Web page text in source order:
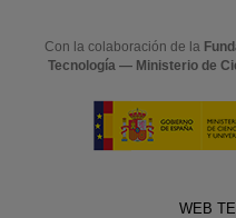
Con la colaboración de la
Tecnología — Ministerio de
WEB